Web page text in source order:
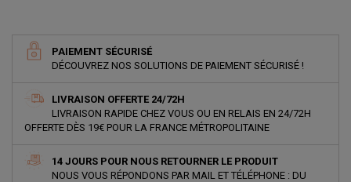
PAIEMENT SÉCURISÉ
DÉCOUVREZ NOS SOLUTIONS DE PAIEMENT SÉCURISÉ !
LIVRAISON OFFERTE 24/72H
LIVRAISON RAPIDE CHEZ VOUS OU EN RELAIS EN 24/72H
OFFERTE DÈS 19€ POUR LA FRANCE MÉTROPOLITAINE
14 JOURS POUR NOUS RETOURNER LE PRODUIT
NOUS VOUS RÉPONDONS PAR MAIL ET TÉLÉPHONE : DU